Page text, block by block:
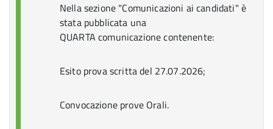
Nella sezione "Comunicazioni ai candidati" è
stata pubblicata una
QUARTA comunicazione contenente:
Esito prova scritta del 27.07.2026;
Convocazione prove Orali.